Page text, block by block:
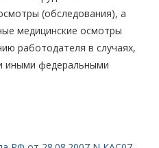
(обследования), а
медицинские осмотры
работодателя в случаях,
иными федеральными